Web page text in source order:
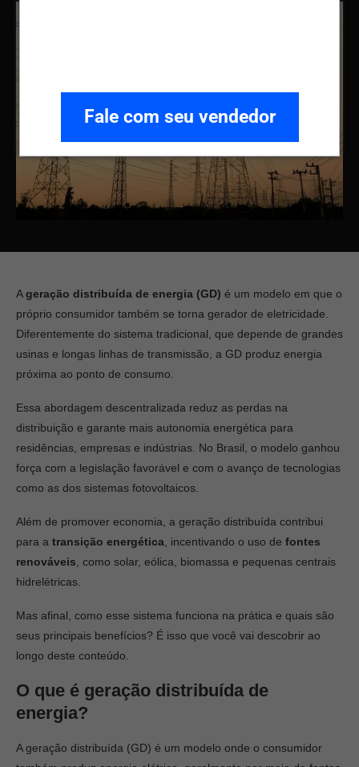
Fale com seu vendedor
Ageração distribuída de energia (GD) é um modelo em que o
próprio consumidor também se torna gerador de eletricidade.
Diferentemente do sistema tradicional, que depende de grandes
usinas e longas linhas de transmissão, a GD produz energia
próxima ao ponto de consumo.
Essa abordagem descentralizada reduz as perdas na
distribuição e garante mais autonomia energética para
residências, empresas e indústrias. No Brasil, o modelo ganhou
força com a legislação favorável e com o avanço de tecnologias
como as dos sistemas fotovoltaicos.
Além de promover economia, a geração distribuída contribui
para a transição energética , incentivando o uso de fontes
renováveis , como solar, eólica, biomassa e pequenas centrais
hidrelétricas.
Mas afinal, como esse sistema funciona na prática e quais são
seus principais benefícios? É isso que você vai descobrir ao
longo deste conteúdo.
O que é geração distribuída de
energia?
A geração distribuída (GD) é um modelo onde o consumidor